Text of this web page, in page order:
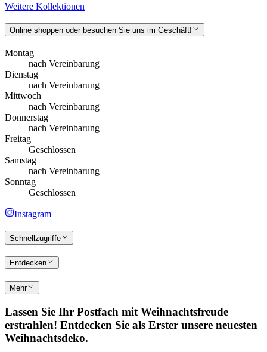
Weitere Kollektionen
Online shoppen oder besuchen Sie uns im Geschäft!
Montag
nach Vereinbarung
Dienstag
nach Vereinbarung
Mittwoch
nach Vereinbarung
Donnerstag
nach Vereinbarung
Freitag
Geschlossen
Samstag
nach Vereinbarung
Sonntag
Geschlossen
Instagram
Schnellzugriffe
Entdecken
Mehr
Lassen Sie Ihr Postfach mit Weihnachtsfreude
erstrahlen! Entdecken Sie als Erster unsere neuesten
Weihnachtsdeko.